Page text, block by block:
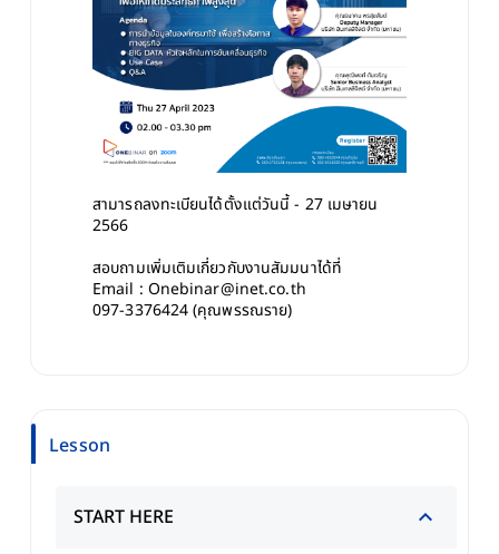
สามารถลงทะเบียนได้ตั้งแต่วันนี้ - 27 เมษายน
2566
สอบถามเพิ่มเติมเกี่ยวกับงานสัมมนาได้ที่
Email : Onebinar@inet.co.th
097-3376424 (คุณพรรณราย)
Lesson
START HERE